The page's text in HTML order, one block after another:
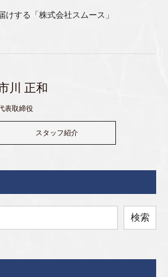
けする「株式会社スムース」
川 正和
表取締役
スタッフ紹介